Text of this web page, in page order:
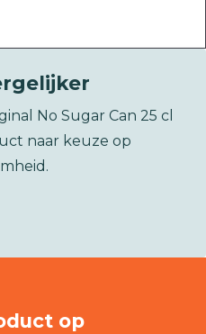
No Sugar Can 25 cl
naar keuze op
op